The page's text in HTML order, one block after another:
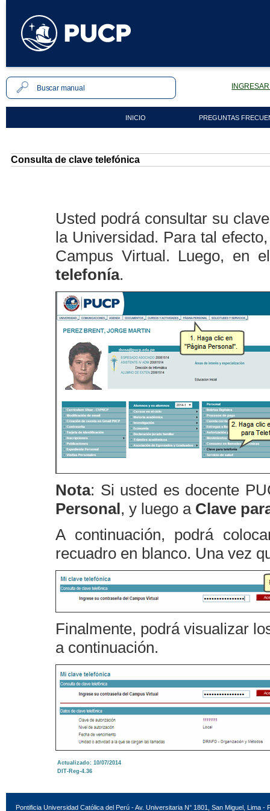
INICIO PREGUNTAS
Consulta de clave telefónica
Usted podrá consultar su
la Universidad. Para tal
Campus Virtual. Luego, en
telefonía.
Nota: Si usted es docente
Personal, y luego a Clave
A continuación, podrá
recuadro en blanco. Una vez
Finalmente, podrá visualizar
a continuación.
Actualizado: 10/07/2014
DIT-Reg-4.36
Pontificia Universidad Católica del Perú - Av. Universitaria N° 1801, San Miguel, Lima -